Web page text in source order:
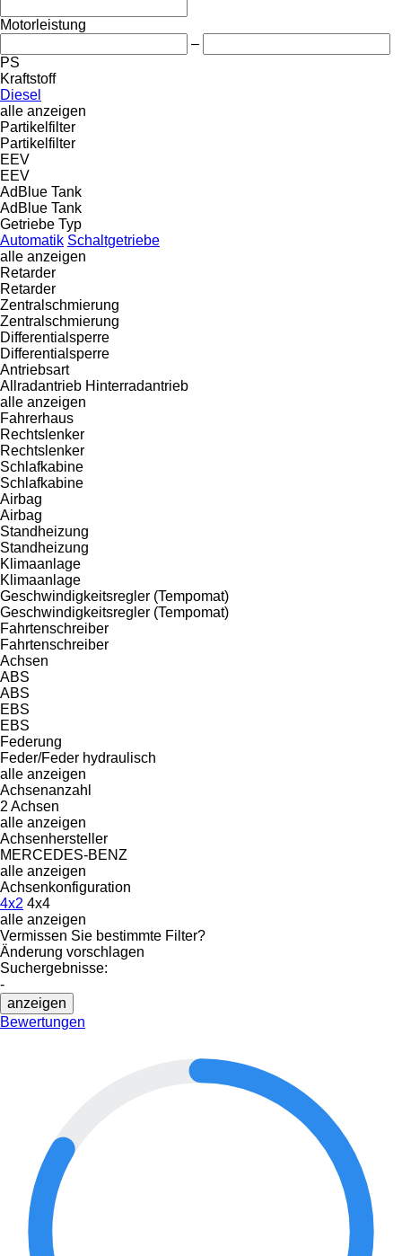
Motorleistung
–
PS
Kraftstoff
Diesel
alle anzeigen
Partikelfilter
Partikelfilter
EEV
EEV
AdBlue Tank
AdBlue Tank
Getriebe Typ
Automatik Schaltgetriebe
alle anzeigen
Retarder
Retarder
Zentralschmierung
Zentralschmierung
Differentialsperre
Differentialsperre
Antriebsart
Allradantrieb Hinterradantrieb
alle anzeigen
Fahrerhaus
Rechtslenker
Rechtslenker
Schlafkabine
Schlafkabine
Airbag
Airbag
Standheizung
Standheizung
Klimaanlage
Klimaanlage
Geschwindigkeitsregler (Tempomat)
Geschwindigkeitsregler (Tempomat)
Fahrtenschreiber
Fahrtenschreiber
Achsen
ABS
ABS
EBS
EBS
Federung
Feder/Feder hydraulisch
alle anzeigen
Achsenanzahl
2 Achsen
alle anzeigen
Achsenhersteller
MERCEDES-BENZ
alle anzeigen
Achsenkonfiguration
4x2 4x4
alle anzeigen
Vermissen Sie bestimmte Filter?
Änderung vorschlagen
Suchergebnisse:
-
anzeigen
Bewertungen